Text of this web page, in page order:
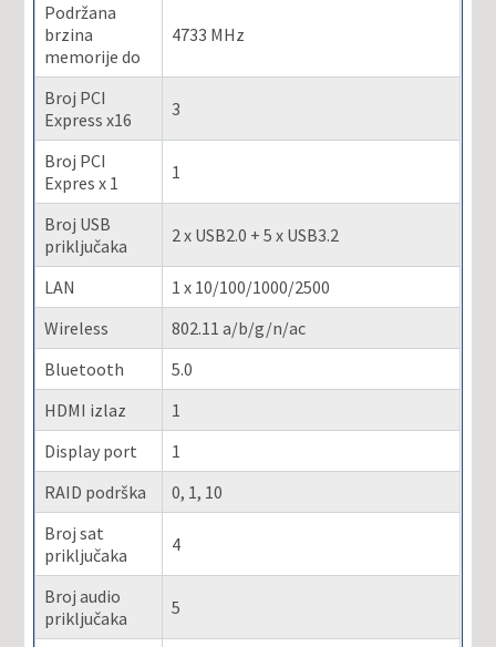
Podržana
brzina
memorije do
4733 MHz
Broj PCI
Express x16
3
Broj PCI
Expres x 1
1
Broj USB
priključaka
2 x USB2.0 + 5 x USB3.2
LAN
1 x 10/100/1000/2500
Wireless
802.11 a/b/g/n/ac
Bluetooth
5.0
HDMI izlaz
1
Display port
1
RAID podrška
0, 1, 10
Broj sat
priključaka
4
Broj audio
priključaka
5